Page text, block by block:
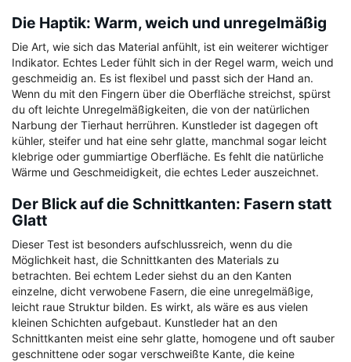
Die Haptik: Warm, weich und unregelmäßig
Die Art, wie sich das Material anfühlt, ist ein weiterer wichtiger
Indikator. Echtes Leder fühlt sich in der Regel warm, weich und
geschmeidig an. Es ist flexibel und passt sich der Hand an.
Wenn du mit den Fingern über die Oberfläche streichst, spürst
du oft leichte Unregelmäßigkeiten, die von der natürlichen
Narbung der Tierhaut herrühren. Kunstleder ist dagegen oft
kühler, steifer und hat eine sehr glatte, manchmal sogar leicht
klebrige oder gummiartige Oberfläche. Es fehlt die natürliche
Wärme und Geschmeidigkeit, die echtes Leder auszeichnet.
Der Blick auf die Schnittkanten: Fasern statt
Glatt
Dieser Test ist besonders aufschlussreich, wenn du die
Möglichkeit hast, die Schnittkanten des Materials zu
betrachten. Bei echtem Leder siehst du an den Kanten
einzelne, dicht verwobene Fasern, die eine unregelmäßige,
leicht raue Struktur bilden. Es wirkt, als wäre es aus vielen
kleinen Schichten aufgebaut. Kunstleder hat an den
Schnittkanten meist eine sehr glatte, homogene und oft sauber
geschnittene oder sogar verschweißte Kante, die keine